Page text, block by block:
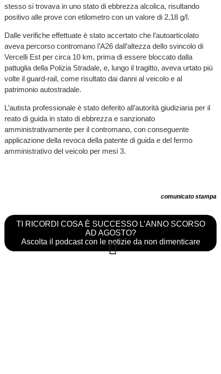
stesso si trovava in uno stato di ebbrezza alcolica, risultando
positivo alle prove con etilometro con un valore di 2,18 g/l.
Dalle verifiche effettuate è stato accertato che l’autoarticolato
aveva percorso contromano l’A26 dall’altezza dello svincolo di
Vercelli Est per circa 10 km, prima di essere bloccato dalla
pattuglia della Polizia Stradale, e, lungo il tragitto, aveva urtato più
volte il guard-rail, come risultato dai danni al veicolo e al
patrimonio autostradale.
L’autista professionale è stato deferito all’autorità giudiziaria per il
reato di guida in stato di ebbrezza e sanzionato
amministrativamente per il contromano, con conseguente
applicazione della revoca della patente di guida e del fermo
amministrativo del veicolo per mesi 3.
comunicato stampa
TI RICORDI COSA È SUCCESSO L’ANNO SCORSO
AD AGOSTO?
Ascolta il podcast con le notizie da non dimenticare